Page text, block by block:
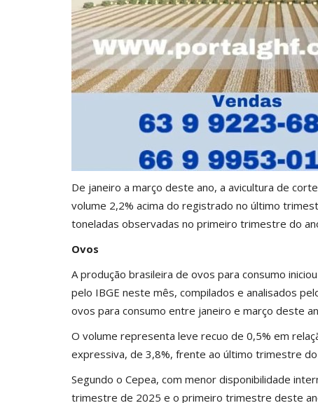
De janeiro a março deste ano, a avicultura de
volume 2,2% acima do registrado no último
toneladas observadas no primeiro trimestre do
Ovos
A produção brasileira de ovos para consumo
pelo IBGE neste mês, compilados e analisados
ovos para consumo entre janeiro e março deste
O volume representa leve recuo de 0,5% em
expressiva, de 3,8%, frente ao último trimestre do
Segundo o Cepea, com menor disponibilidade
trimestre de 2025 e o primeiro trimestre deste